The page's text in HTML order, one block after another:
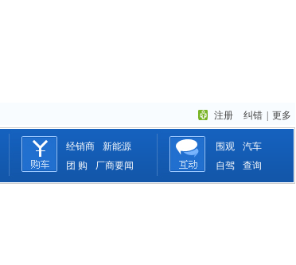
注册 纠错 更多
经销商
新能源
团 购
厂商要闻
围观
汽车
自驾
查询